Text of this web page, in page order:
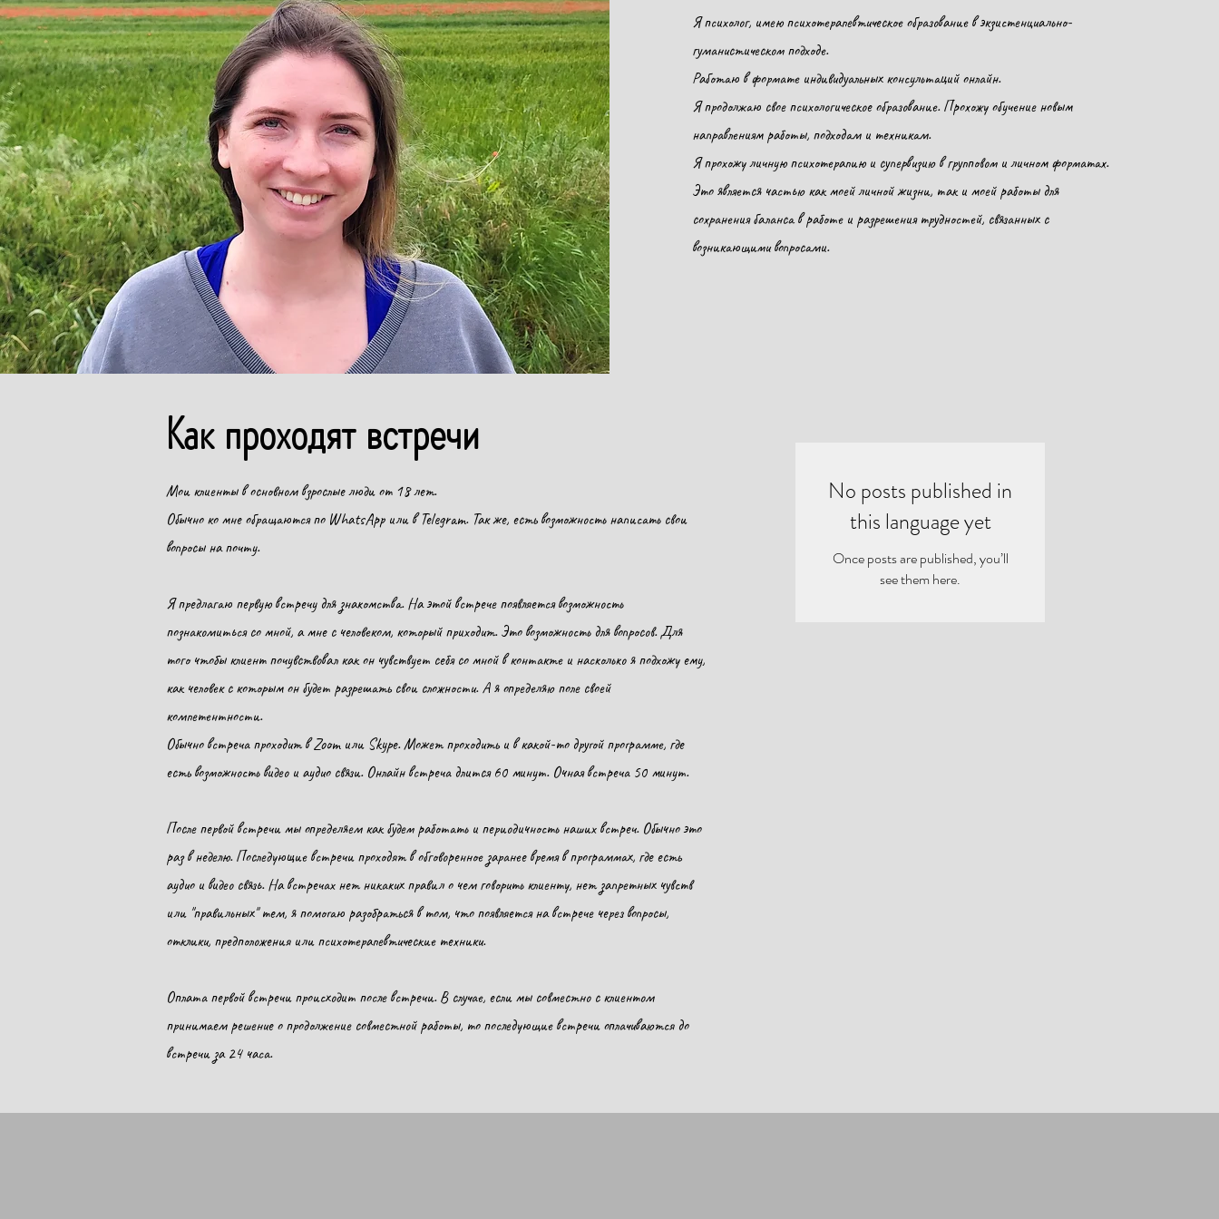
Я психолог, имею психотерапевтическое образование в экзистенциально-
гуманистическом подходе.
Работаю в формате индивидуальных консультаций онлайн.
Я продолжаю свое психологическое образование. Прохожу обучение новым
направлениям работы, подходам и техникам.
Я прохожу личную психотерапию и супервизию в групповом и личном форматах.
Это является частью как моей личной жизни, так и моей работы для
сохранения баланса в работе и разрешения трудностей, связанных с
возникающими вопросами.
Как проходят встречи
Мои клиенты в основном взрослые люди от 18 лет.
Обычно ко мне обращаются по WhatsApp или в Telegram. Так же, есть возможность написать свои
вопросы на почту.
Я предлагаю первую встречу для знакомства. На этой встрече появляется возможность
познакомиться со мной, а мне с человеком, который приходит. Это возможность для вопросов. Для
того чтобы клиент почувствовал как он чувствует себя со мной в контакте и насколько я подхожу ему,
как человек с которым он будет разрешать свои сложности. А я определяю поле своей
компетентности.
Обычно встреча проходит в Zoom или Skype. Может проходить и в какой-то другой программе, где
есть возможность видео и аудио связи. Онлайн встреча длится 60 минут. Очная встреча 50 минут.
После первой встречи мы определяем как будем работать и периодичность наших встреч. Обычно это
раз в неделю. Последующие встречи проходят в обговоренное заранее время в программах, где есть
аудио и видео связь. На встречах нет никаких правил о чем говорить клиенту, нет запретных чувств
или "правильных" тем, я помогаю разобраться в том, что появляется на встрече через вопросы,
отклики, предположения или психотерапевтические техники.
Оплата первой встречи происходит после встречи. В случае, если мы совместно с клиентом
принимаем решение о продолжение совместной работы, то последующие встречи оплачиваются до
встречи за 24 часа.
No posts published in
this language yet
Once posts are published, you’ll
see them here.